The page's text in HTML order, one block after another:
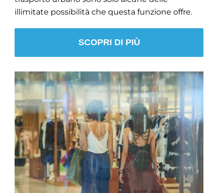
illimitate possibilità che questa funzione offre.
SCOPRI DI PIÙ